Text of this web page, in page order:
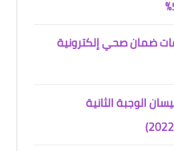
توزيع 3610 بطاقات ضمان صحي إلكترونية
الوجبة الثانية